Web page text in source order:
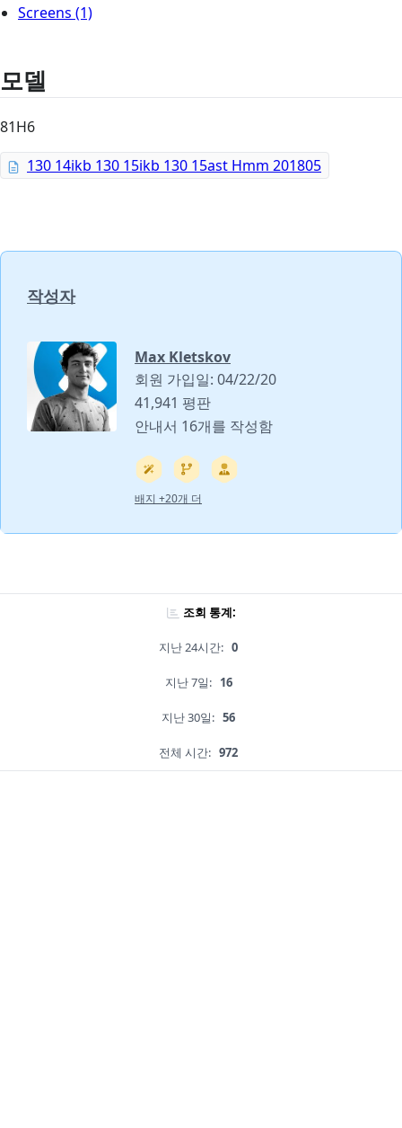
Screens (1)
모델
81H6
130 14ikb 130 15ikb 130 15ast Hmm 201805
작성자
Max Kletskov
회원 가입일: 04/22/20
41,941 평판
안내서 16개를 작성함
배지 +20개 더
조회 통계:
지난 24시간: 0
지난 7일: 16
지난 30일: 56
전체 시간: 972